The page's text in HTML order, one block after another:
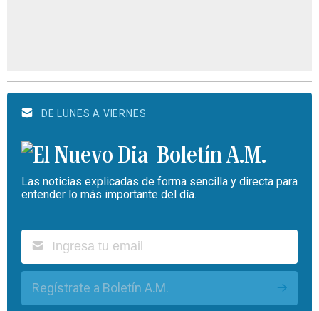
DE LUNES A VIERNES
Boletín A.M.
Las noticias explicadas de forma sencilla y directa para
entender lo más importante del día.
Regístrate a Boletín A.M.